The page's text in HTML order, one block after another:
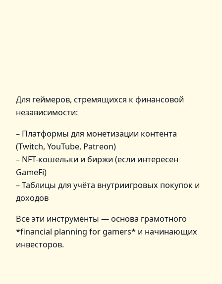
Для геймеров, стремящихся к финансовой
независимости:
– Платформы для монетизации контента
(Twitch, YouTube, Patreon)
– NFT-кошельки и биржи (если интересен
GameFi)
– Таблицы для учёта внутриигровых покупок и
доходов
Все эти инструменты — основа грамотного
*financial planning for gamers* и начинающих
инвесторов.